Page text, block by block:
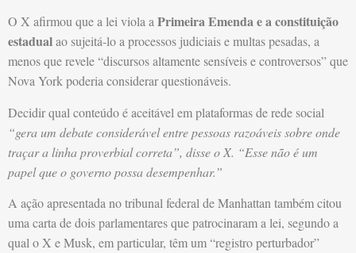
O X afirmou que a lei viola aPrimeira Emenda e a constituição
estadualao sujeitá-lo a processos judiciais e multas pesadas, a
menos que revele “discursos altamente sensíveis e controversos” que
Nova York poderia considerar questionáveis.
Decidir qual conteúdo é aceitável em plataformas de rede social
“gera um debate considerável entre pessoas razoáveis sobre onde
traçar a linha proverbial correta”, disse o X. “Esse não é um
papel que o governo possa desempenhar.”
A ação apresentada no tribunal federal de Manhattan também citou
uma carta de dois parlamentares que patrocinaram a lei, segundo a
qual o X e Musk, em particular, têm um “registro perturbador”